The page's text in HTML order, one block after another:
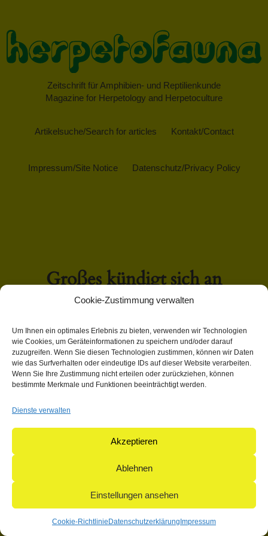
Cookie-Zustimmung verwalten
Um Ihnen ein optimales Erlebnis zu bieten, verwenden wir Technologien
wie Cookies, um Geräteinformationen zu speichern und/oder darauf
zuzugreifen. Wenn Sie diesen Technologien zustimmen, können wir Daten
wie das Surfverhalten oder eindeutige IDs auf dieser Website verarbeiten.
Wenn Sie Ihre Zustimmung nicht erteilen oder zurückziehen, können
bestimmte Merkmale und Funktionen beeinträchtigt werden.
Dienste verwalten
Akzeptieren
Ablehnen
Einstellungen ansehen
Cookie-Richtlinie Datenschutzerklärung Impressum
Zeitschrift für Amphibien- und Reptilienkunde
Magazine for Herpetology and Herpetoculture
Artikelsuche/Search for articles Kontakt/Contact
Impressum/Site Notice Datenschutz/Privacy Policy
Großes kündigt sich an
Hier bahnt sich etwas Großes an! Unser Shop ist in Arbeit
und wird bald veröffentlicht!
© 2004-2026: herpetofauna Verlags-GmbH | Postfach 11 10 |
71365 Weinstadt | Germany